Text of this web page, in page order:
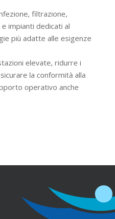
filtrazione,
impianti dedicati al
più adatte alle esigenze
elevate, ridurre i
la conformità alla
operativo anche